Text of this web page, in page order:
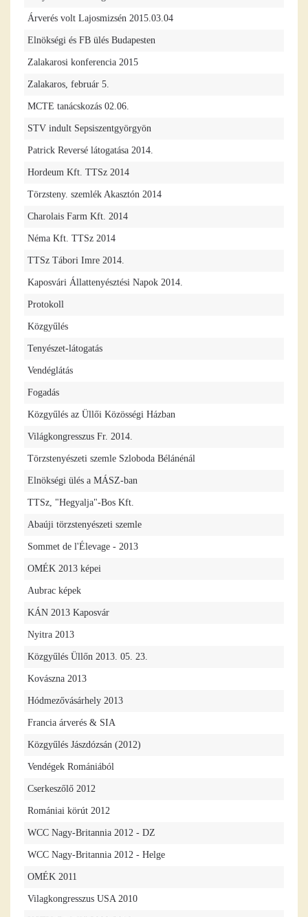
Árverés volt Lajosmizsén 2015.03.04
Elnökségi és FB ülés Budapesten
Zalakarosi konferencia 2015
Zalakaros, február 5.
MCTE tanácskozás 02.06.
STV indult Sepsiszentgyörgyön
Patrick Reversé látogatása 2014.
Hordeum Kft. TTSz 2014
Törzsteny. szemlék Akasztón 2014
Charolais Farm Kft. 2014
Néma Kft. TTSz 2014
TTSz Tábori Imre 2014.
Kaposvári Állattenyésztési Napok 2014.
Protokoll
Közgyűlés
Tenyészet-látogatás
Vendéglátás
Fogadás
Közgyűlés az Üllői Közösségi Házban
Világkongresszus Fr. 2014.
Törzstenyészeti szemle Szloboda Bélánénál
Elnökségi ülés a MÁSZ-ban
TTSz, "Hegyalja"-Bos Kft.
Abaúji törzstenyészeti szemle
Sommet de l'Élevage - 2013
OMÉK 2013 képei
Aubrac képek
KÁN 2013 Kaposvár
Nyitra 2013
Közgyűlés Üllőn 2013. 05. 23.
Kovászna 2013
Hódmezővásárhely 2013
Francia árverés & SIA
Közgyűlés Jászdózsán (2012)
Vendégek Romániából
Cserkeszőlő 2012
Romániai körút 2012
WCC Nagy-Britannia 2012 - DZ
WCC Nagy-Britannia 2012 - Helge
OMÉK 2011
Vilagkongresszus USA 2010